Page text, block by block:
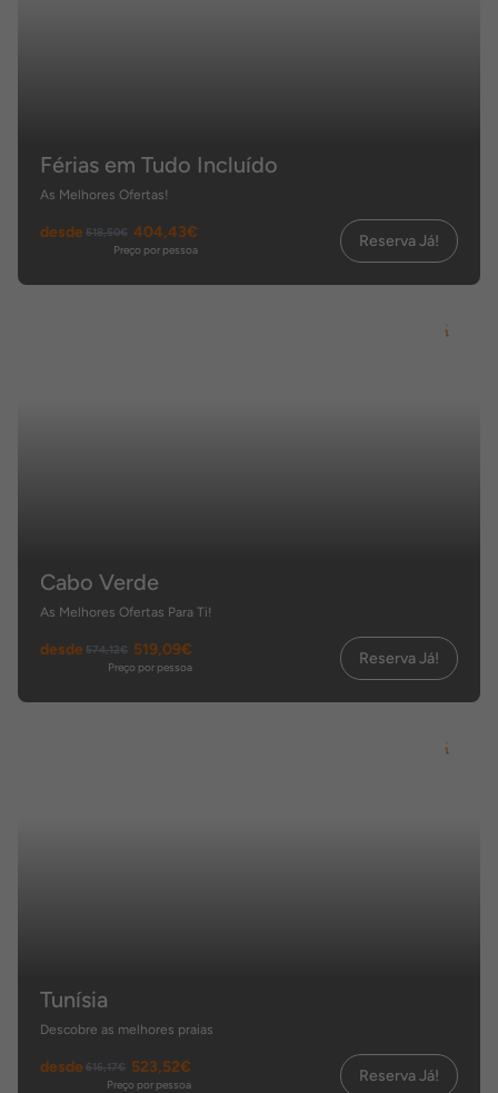
Férias em Tudo Incluído
As Melhores Ofertas!
desde 518,50€ 404,43€
Preço por pessoa Reserva Já!
Cabo Verde
As Melhores Ofertas Para Ti!
desde 574,12€ 519,09€
Preço por pessoa Reserva Já!
Tunísia
Descobre as melhores praias
desde 616,17€ 523,52€
Preço por pessoa Reserva Já!